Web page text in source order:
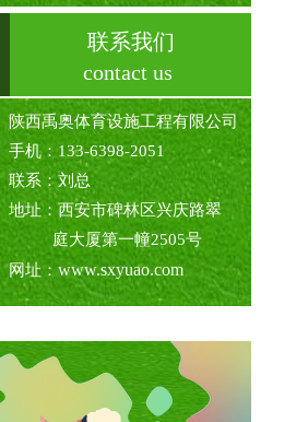
联系我们
contact us
陕西禹奥体育设施工程有限公司
手机：133-6398-2051
联系：刘总
地址：西安市碑林区兴庆路翠
庭大厦第一幢2505号
网址：www.sxyuao.com